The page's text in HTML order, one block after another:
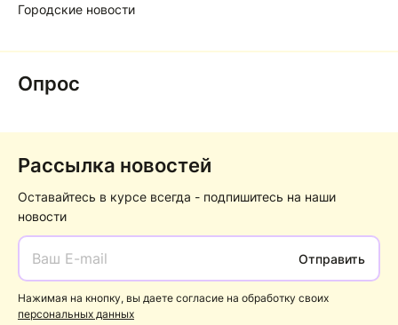
Городские новости
Опрос
Рассылка новостей
Оставайтесь в курсе всегда - подпишитесь на наши
новости
Отправить
Нажимая на кнопку, вы даете согласие на обработку своих
персональных данных